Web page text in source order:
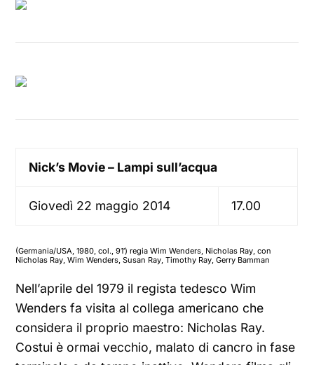
Nick’s Movie – Lampi sull’acqua
Giovedì 22 maggio 2014 17.00
(Germania/USA, 1980, col., 91′) regia Wim Wenders, Nicholas Ray, con
Nicholas Ray, Wim Wenders, Susan Ray, Timothy Ray, Gerry Bamman
Nell’aprile del 1979 il regista tedesco Wim
Wenders fa visita al collega americano che
considera il proprio maestro: Nicholas Ray.
Costui è ormai vecchio, malato di cancro in fase